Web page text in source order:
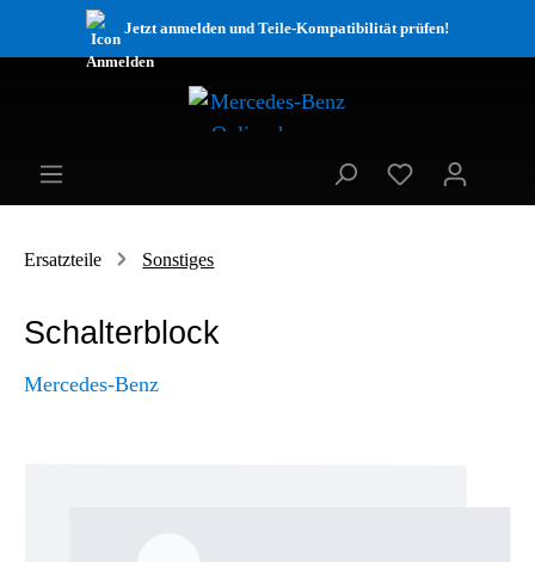
Jetzt anmelden und Teile-Kompatibilität prüfen!
Ersatzteile Sonstiges
Schalterblock
Mercedes-Benz